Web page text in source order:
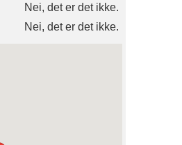
Nei, det er det ikke.
Nei, det er det ikke.